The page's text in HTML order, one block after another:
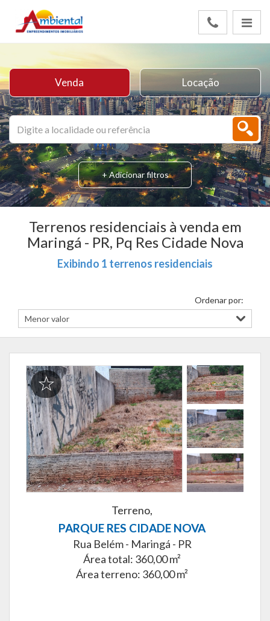
Venda Locação
+ Adicionar filtros
Terrenos residenciais à venda em
Maringá - PR, Pq Res Cidade Nova
Exibindo 1 terrenos residenciais
Ordenar por:
Terreno,
PARQUE RES CIDADE NOVA
Rua Belém - Maringá - PR
Área total: 360,00 m²
Área terreno: 360,00 m²